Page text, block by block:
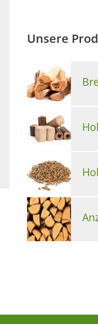
Unsere